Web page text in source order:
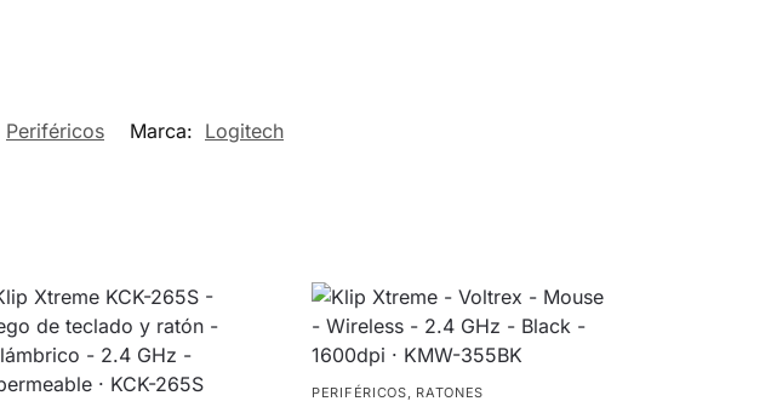
Periféricos Marca: Logitech
PERIFÉRICOS, RATONES